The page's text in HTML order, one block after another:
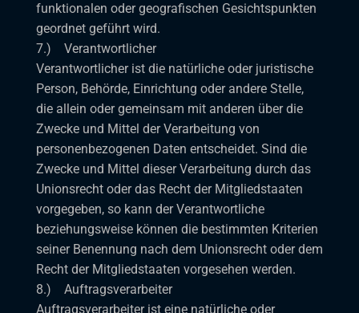
funktionalen oder geografischen Gesichtspunkten
geordnet geführt wird.
7.) Verantwortlicher
Verantwortlicher ist die natürliche oder juristische
Person, Behörde, Einrichtung oder andere Stelle,
die allein oder gemeinsam mit anderen über die
Zwecke und Mittel der Verarbeitung von
personenbezogenen Daten entscheidet. Sind die
Zwecke und Mittel dieser Verarbeitung durch das
Unionsrecht oder das Recht der Mitgliedstaaten
vorgegeben, so kann der Verantwortliche
beziehungsweise können die bestimmten Kriterien
seiner Benennung nach dem Unionsrecht oder dem
Recht der Mitgliedstaaten vorgesehen werden.
8.) Auftragsverarbeiter
Auftragsverarbeiter ist eine natürliche oder